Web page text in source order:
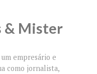
& Mister
empresário e
como jornalista,